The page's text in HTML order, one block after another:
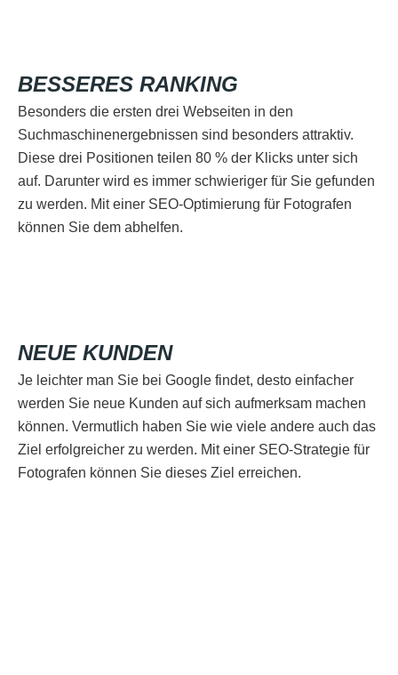
BESSERES RANKING
Besonders die ersten drei Webseiten in den
Suchmaschinenergebnissen sind besonders attraktiv.
Diese drei Positionen teilen 80 % der Klicks unter sich
auf. Darunter wird es immer schwieriger für Sie gefunden
zu werden. Mit einer SEO-Optimierung für Fotografen
können Sie dem abhelfen.
NEUE KUNDEN
Je leichter man Sie bei Google findet, desto einfacher
werden Sie neue Kunden auf sich aufmerksam machen
können. Vermutlich haben Sie wie viele andere auch das
Ziel erfolgreicher zu werden. Mit einer SEO-Strategie für
Fotografen können Sie dieses Ziel erreichen.